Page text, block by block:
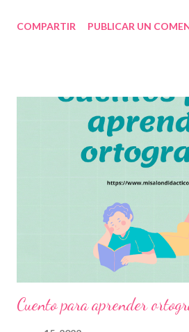
ello, en esta ocasión compartimos con
mensajes de las personas y diferencien
con las que suelen equivocarse algunas
estos cuentos les sirvan para
el alumno desarrolle el habla, la lectura y
correctamente. Agradecemos con gran
autores de tan estupendo material,
buscan contribuir en las labores
docentes. Recordamos también que...
COMPARTIR PUBLICAR UN
Cuento para aprender